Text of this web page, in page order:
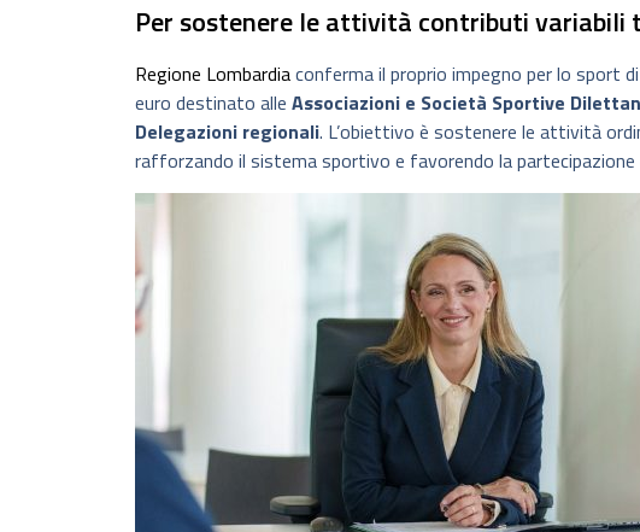
Per sostenere le attività contributi variabili
Regione Lombardiaconferma il proprio impegno per lo sport
euro destinato alle Associazioni e Società Sportive
Delegazioni regionali. L’obiettivo è sostenere le attività
rafforzando il sistema sportivo e favorendo la